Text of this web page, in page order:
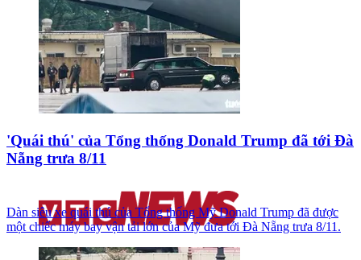
'Quái thú' của Tổng thống Donald Trump đã tới Đà
Nẵng trưa 8/11
Dàn siêu xe quái thú của Tổng thống Mỹ Donald Trump đã được
một chiếc máy bay vận tải lớn của Mỹ đưa tới Đà Nẵng trưa 8/11.